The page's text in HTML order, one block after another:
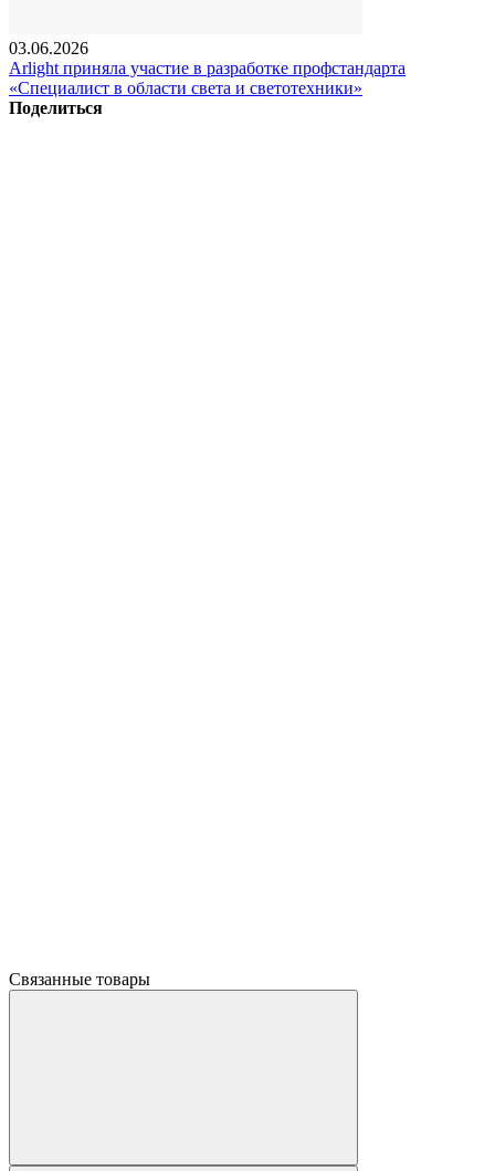
03.06.2026
Arlight приняла участие в разработке профстандарта
«Специалист в области света и светотехники»
Поделиться
Связанные товары